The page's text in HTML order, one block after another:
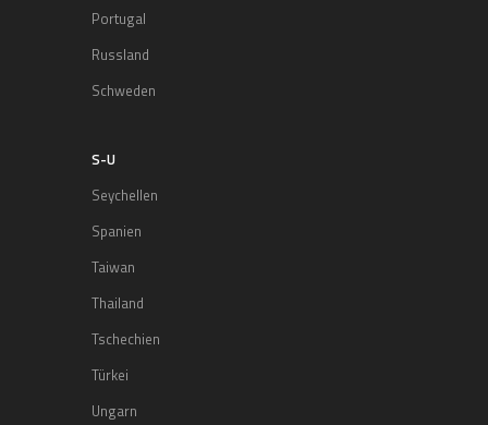
Portugal
Russland
Schweden
S-U
Seychellen
Spanien
Taiwan
Thailand
Tschechien
Türkei
Ungarn